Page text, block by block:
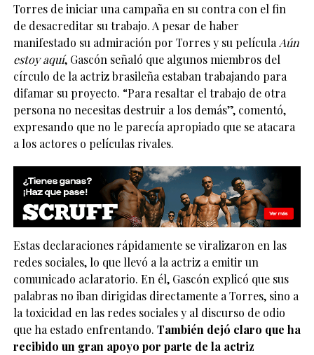
Torres de iniciar una campaña en su contra con el fin
de desacreditar su trabajo. A pesar de haber
manifestado su admiración por Torres y su película Aún
estoy aquí, Gascón señaló que algunos miembros del
círculo de la actriz brasileña estaban trabajando para
difamar su proyecto. “Para resaltar el trabajo de otra
persona no necesitas destruir a los demás”, comentó,
expresando que no le parecía apropiado que se atacara
a los actores o películas rivales.
Estas declaraciones rápidamente se viralizaron en las
redes sociales, lo que llevó a la actriz a emitir un
comunicado aclaratorio. En él, Gascón explicó que sus
palabras no iban dirigidas directamente a Torres, sino a
la toxicidad en las redes sociales y al discurso de odio
que ha estado enfrentando. También dejó claro que ha
recibido un gran apoyo por parte de la actriz